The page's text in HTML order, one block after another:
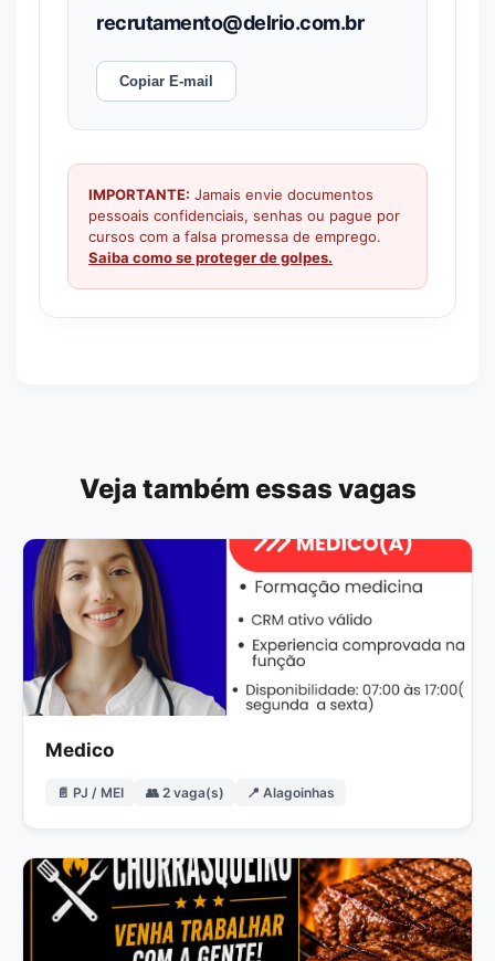
recrutamento@delrio.com.br
Copiar E-mail
IMPORTANTE: Jamais envie documentos
pessoais confidenciais, senhas ou pague por
cursos com a falsa promessa de emprego.
Saiba como se proteger de golpes.
Veja também essas vagas
Medico
📄 PJ / MEI 👥 2 vaga(s) 📍 Alagoinhas